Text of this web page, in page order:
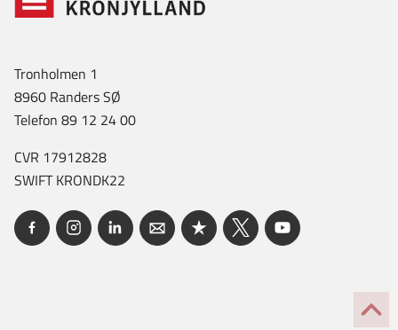
Tronholmen 1
8960 Randers SØ
Telefon 89 12 24 00
CVR 17912828
SWIFT KRONDK22